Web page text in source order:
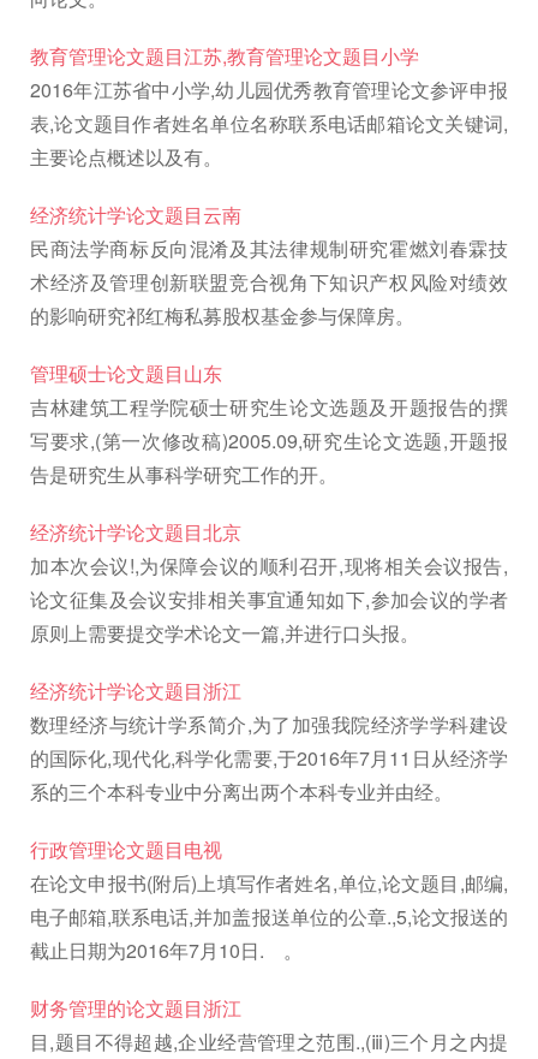
教育管理论文题目江苏,教育管理论文题目小学
2016年江苏省中小学,幼儿园优秀教育管理论文参评申报
表,论文题目作者姓名单位名称联系电话邮箱论文关键词,
主要论点概述以及有。
经济统计学论文题目云南
民商法学商标反向混淆及其法律规制研究霍燃刘春霖技
术经济及管理创新联盟竞合视角下知识产权风险对绩效
的影响研究祁红梅私募股权基金参与保障房。
管理硕士论文题目山东
吉林建筑工程学院硕士研究生论文选题及开题报告的撰
写要求,(第一次修改稿)2005.09,研究生论文选题,开题报
告是研究生从事科学研究工作的开。
经济统计学论文题目北京
加本次会议!,为保障会议的顺利召开,现将相关会议报告,
论文征集及会议安排相关事宜通知如下,参加会议的学者
原则上需要提交学术论文一篇,并进行口头报。
经济统计学论文题目浙江
数理经济与统计学系简介,为了加强我院经济学学科建设
的国际化,现代化,科学化需要,于2016年7月11日从经济学
系的三个本科专业中分离出两个本科专业并由经。
行政管理论文题目电视
在论文申报书(附后)上填写作者姓名,单位,论文题目,邮编,
电子邮箱,联系电话,并加盖报送单位的公章.,5,论文报送的
截止日期为2016年7月10日. 。
财务管理的论文题目浙江
目,题目不得超越,企业经营管理之范围.,(ⅲ)三个月之内提